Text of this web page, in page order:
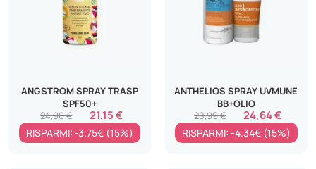
ANGSTROM SPRAY TRASP
SPF50+
21,15 €
24,90 €
RISPARMI: -3.75€ (15%)
ANTHELIOS SPRAY UVMUNE
BB+OLIO
24,64 €
28,99 €
RISPARMI: -4.34€ (15%)